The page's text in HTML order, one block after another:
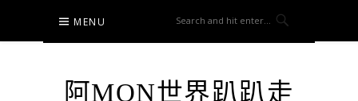
content
MENU
阿MON世界趴趴走